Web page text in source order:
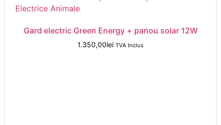
Gard electric Green Energy + panou solar 12W
1.350,00lei TVA Inclus